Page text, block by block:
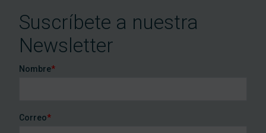
Suscríbete a nuestra
Newsletter